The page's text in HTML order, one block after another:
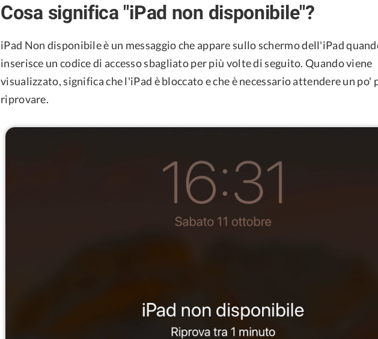
Cosa significa "iPad non disponibile"?
iPad Non disponibile è un messaggio che appare sullo schermo dell'iPad
inserisce un codice di accesso sbagliato per più volte di seguito. Quando viene
visualizzato, significa che l'iPad è bloccato e che è necessario attendere un po'
riprovare.